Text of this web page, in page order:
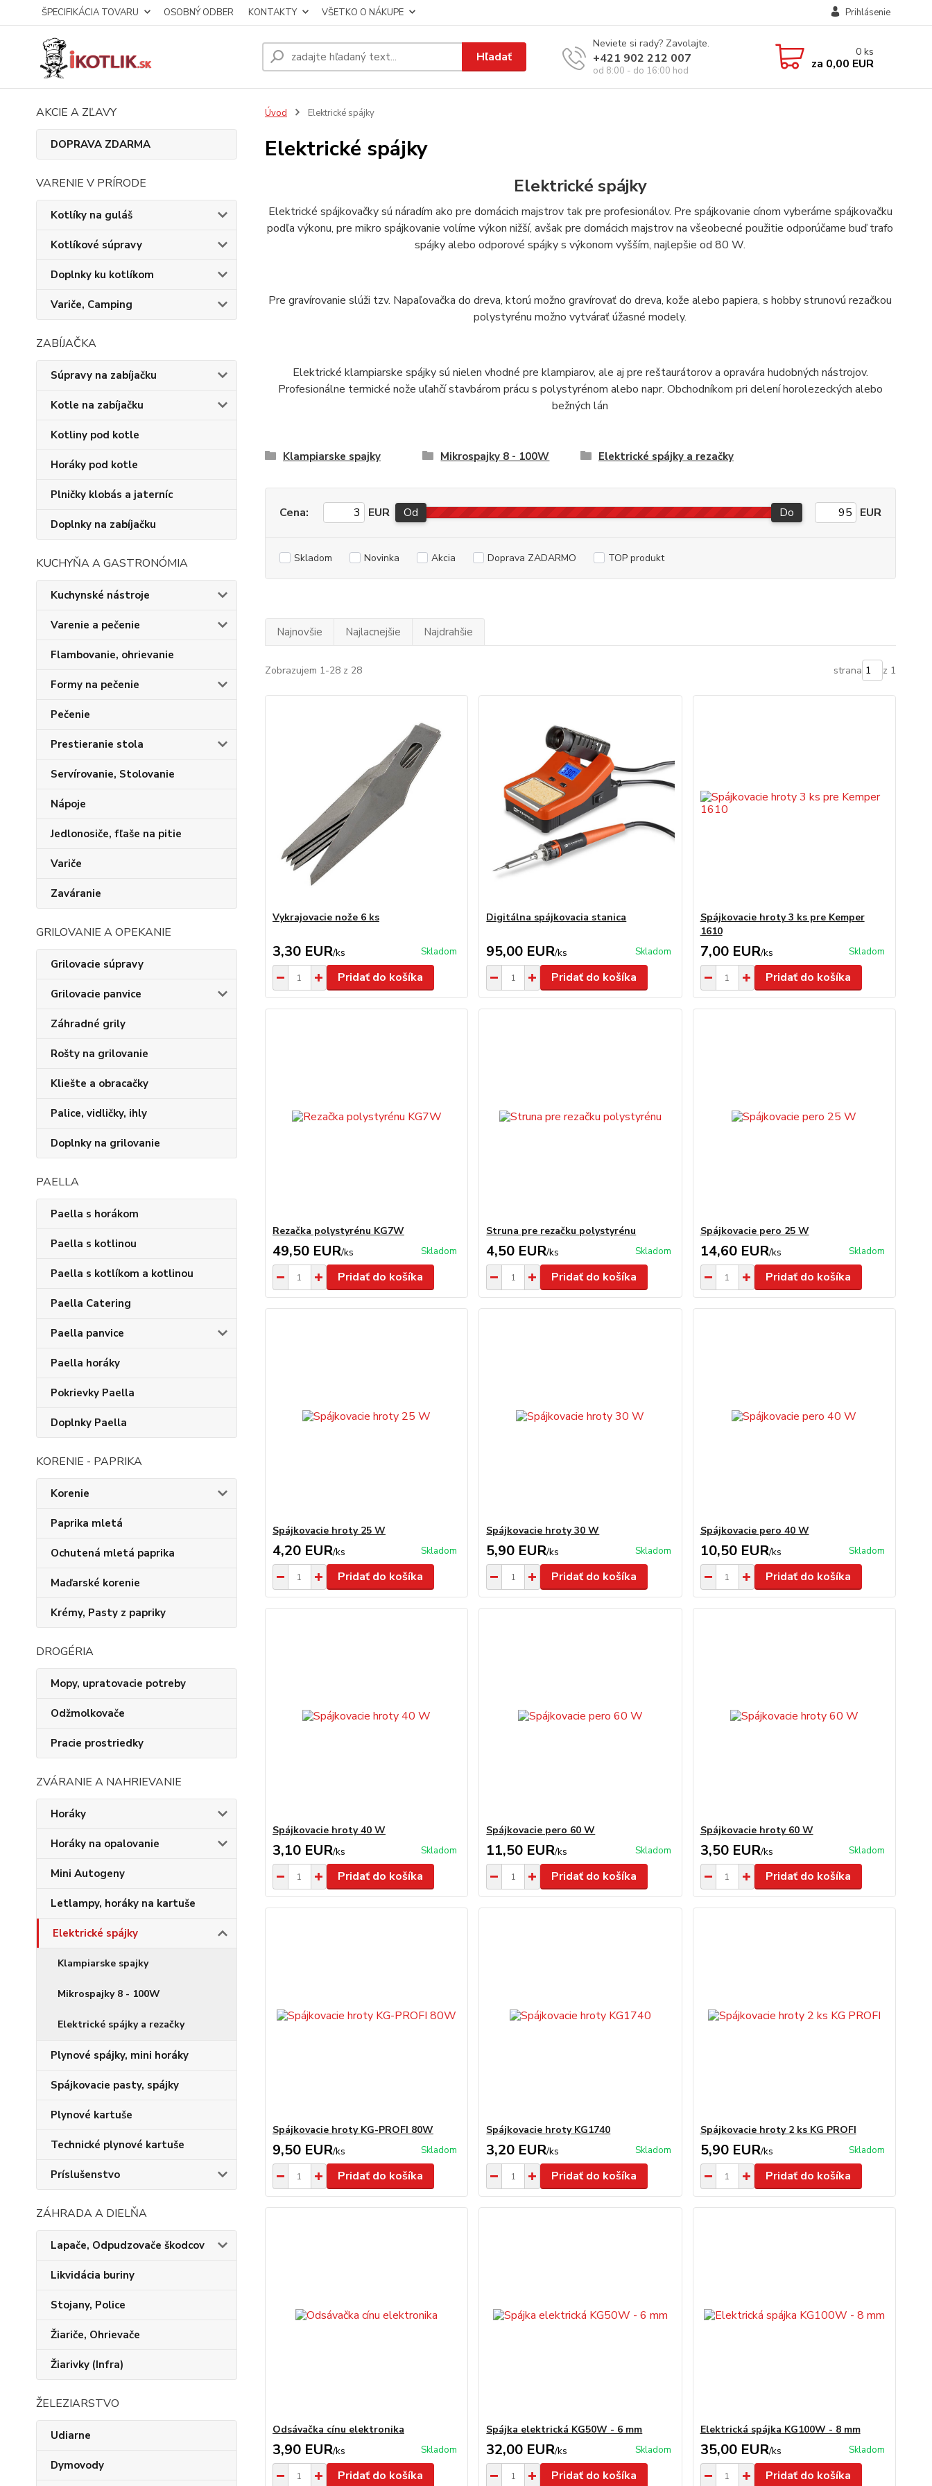
ŠPECIFIKÁCIA TOVARU OSOBNÝ ODBER KONTAKTY VŠETKO O NÁKUPE Prihlásenie
Hľadať
Neviete si rady? Zavolajte.
+421 902 212 007
od 8:00 - do 16:00 hod
0 ks
za 0,00 EUR
AKCIE A ZĽAVY
DOPRAVA ZDARMA
VARENIE V PRÍRODE
Kotlíky na guláš
Kotlíkové súpravy
Doplnky ku kotlíkom
Variče, Camping
ZABÍJAČKA
Súpravy na zabíjačku
Kotle na zabíjačku
Kotliny pod kotle
Horáky pod kotle
Plničky klobás a jaterníc
Doplnky na zabíjačku
KUCHYŇA A GASTRONÓMIA
Kuchynské nástroje
Varenie a pečenie
Flambovanie, ohrievanie
Formy na pečenie
Pečenie
Prestieranie stola
Servírovanie, Stolovanie
Nápoje
Jedlonosiče, fľaše na pitie
Variče
Zaváranie
GRILOVANIE A OPEKANIE
Grilovacie súpravy
Grilovacie panvice
Záhradné grily
Rošty na grilovanie
Kliešte a obracačky
Palice, vidličky, ihly
Doplnky na grilovanie
PAELLA
Paella s horákom
Paella s kotlinou
Paella s kotlíkom a kotlinou
Paella Catering
Paella panvice
Paella horáky
Pokrievky Paella
Doplnky Paella
KORENIE - PAPRIKA
Korenie
Paprika mletá
Ochutená mletá paprika
Maďarské korenie
Krémy, Pasty z papriky
DROGÉRIA
Mopy, upratovacie potreby
Odžmolkovače
Pracie prostriedky
ZVÁRANIE A NAHRIEVANIE
Horáky
Horáky na opalovanie
Mini Autogeny
Letlampy, horáky na kartuše
Elektrické spájky
Klampiarske spajky
Mikrospajky 8 - 100W
Elektrické spájky a rezačky
Plynové spájky, mini horáky
Spájkovacie pasty, spájky
Plynové kartuše
Technické plynové kartuše
Príslušenstvo
ZÁHRADA A DIELŇA
Lapače, Odpudzovače škodcov
Likvidácia buriny
Stojany, Police
Žiariče, Ohrievače
Žiarivky (Infra)
ŽELEZIARSTVO
Udiarne
Dymovody
Úvod Elektrické spájky
Elektrické spájky
Elektrické spájky
Elektrické spájkovačky sú náradím ako pre domácich majstrov tak pre profesionálov. Pre spájkovanie cínom vyberáme spájkovačku
podľa výkonu, pre mikro spájkovanie volíme výkon nižší, avšak pre domácich majstrov na všeobecné použitie odporúčame buď trafo
spájky alebo odporové spájky s výkonom vyšším, najlepšie od 80 W.
Pre gravírovanie slúži tzv. Napaľovačka do dreva, ktorú možno gravírovať do dreva, kože alebo papiera, s hobby strunovú rezačkou
polystyrénu možno vytvárať úžasné modely.
Elektrické klampiarske spájky sú nielen vhodné pre klampiarov, ale aj pre reštaurátorov a opravára hudobných nástrojov.
Profesionálne termické nože uľahčí stavbárom prácu s polystyrénom alebo napr. Obchodníkom pri delení horolezeckých alebo
bežných lán
Klampiarske spajky Mikrospajky 8 - 100W Elektrické spájky a rezačky
Cena: EUR Od Do EUR
Skladom Novinka Akcia Doprava ZADARMO TOP produkt
Najnovšie Najlacnejšie Najdrahšie
Zobrazujem 1-28 z 28 strana z 1
Vykrajovacie nože 6 ks
3,30 EUR/ks Skladom
Pridať do košíka
Digitálna spájkovacia stanica
95,00 EUR/ks Skladom
Pridať do košíka
Spájkovacie hroty 3 ks pre Kemper
1610
7,00 EUR/ks Skladom
Pridať do košíka
Rezačka polystyrénu KG7W
49,50 EUR/ks Skladom
Pridať do košíka
Struna pre rezačku polystyrénu
4,50 EUR/ks Skladom
Pridať do košíka
Spájkovacie pero 25 W
14,60 EUR/ks Skladom
Pridať do košíka
Spájkovacie hroty 25 W
4,20 EUR/ks Skladom
Pridať do košíka
Spájkovacie hroty 30 W
5,90 EUR/ks Skladom
Pridať do košíka
Spájkovacie pero 40 W
10,50 EUR/ks Skladom
Pridať do košíka
Spájkovacie hroty 40 W
3,10 EUR/ks Skladom
Pridať do košíka
Spájkovacie pero 60 W
11,50 EUR/ks Skladom
Pridať do košíka
Spájkovacie hroty 60 W
3,50 EUR/ks Skladom
Pridať do košíka
Spájkovacie hroty KG-PROFI 80W
9,50 EUR/ks Skladom
Pridať do košíka
Spájkovacie hroty KG1740
3,20 EUR/ks Skladom
Pridať do košíka
Spájkovacie hroty 2 ks KG PROFI
5,90 EUR/ks Skladom
Pridať do košíka
Odsávačka cínu elektronika
3,90 EUR/ks Skladom
Pridať do košíka
Spájka elektrická KG50W - 6 mm
32,00 EUR/ks Skladom
Pridať do košíka
Elektrická spájka KG100W - 8 mm
35,00 EUR/ks Skladom
Pridať do košíka